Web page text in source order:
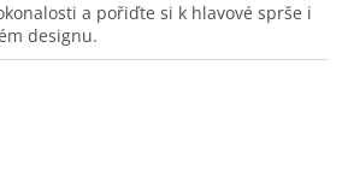
a pořiďte si k hlavové sprše i
designu.